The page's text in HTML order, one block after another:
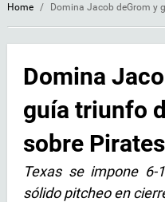
Home / Domina Jacob deGrom y
Domina
guía triunfo
sobre Pirates
Texas se impone
sólido pitcheo en